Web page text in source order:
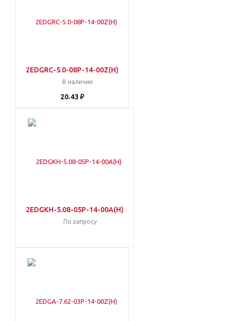
2EDGRC-5.0-08P-14-00Z(H)
В наличии
20.43 ₽
2EDGKH-5.08-05P-14-00A(H)
По запросу